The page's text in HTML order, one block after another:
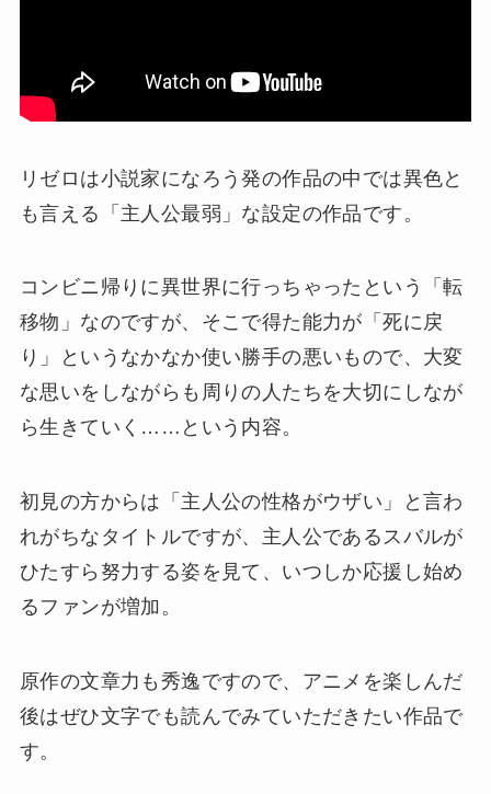
リゼロは小説家になろう発の作品の中では異色と
も言える「主人公最弱」な設定の作品です。
コンビニ帰りに異世界に行っちゃったという「転
移物」なのですが、そこで得た能力が「死に戻
り」というなかなか使い勝手の悪いもので、大変
な思いをしながらも周りの人たちを大切にしなが
ら生きていく……という内容。
初見の方からは「主人公の性格がウザい」と言わ
れがちなタイトルですが、主人公であるスバルが
ひたすら努力する姿を見て、いつしか応援し始め
るファンが増加。
原作の文章力も秀逸ですので、アニメを楽しんだ
後はぜひ文字でも読んでみていただきたい作品で
す。